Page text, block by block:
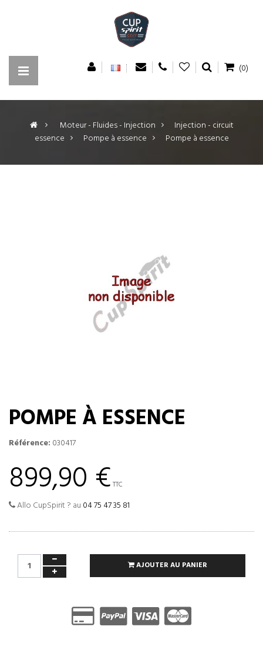
(0)
> Moteur - Fluides - Injection >
Injection - circuit
essence > Pompe à essence > Pompe à essence
POMPE À ESSENCE
Référence: 030417
899,90 € TTC
Allo CupSpirit ? au 04 75 47 35 81
AJOUTER AU PANIER